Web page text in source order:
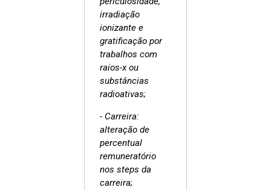
irradiação
ionizante e
gratificação por
trabalhos com
raios-x ou
substâncias
radioativas;
- Carreira:
alteração de
percentual
remuneratório
nos steps da
carreira;